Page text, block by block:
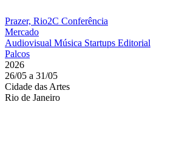
Prazer, Rio2C Conferência
Mercado
Audiovisual Música Startups Editorial
Palcos
2026
26/05 a 31/05
Cidade das Artes
Rio de Janeiro